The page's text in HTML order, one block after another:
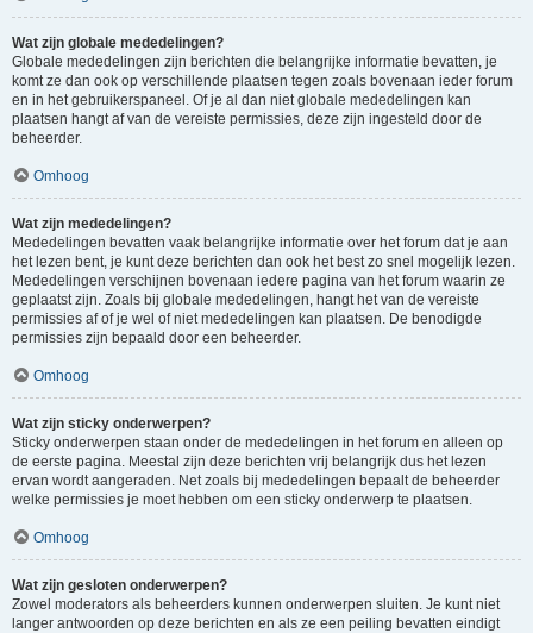
Wat zijn globale mededelingen?
Globale mededelingen zijn berichten die belangrijke informatie bevatten, je
komt ze dan ook op verschillende plaatsen tegen zoals bovenaan ieder forum
en in het gebruikerspaneel. Of je al dan niet globale mededelingen kan
plaatsen hangt af van de vereiste permissies, deze zijn ingesteld door de
beheerder.
Omhoog
Wat zijn mededelingen?
Mededelingen bevatten vaak belangrijke informatie over het forum dat je aan
het lezen bent, je kunt deze berichten dan ook het best zo snel mogelijk lezen.
Mededelingen verschijnen bovenaan iedere pagina van het forum waarin ze
geplaatst zijn. Zoals bij globale mededelingen, hangt het van de vereiste
permissies af of je wel of niet mededelingen kan plaatsen. De benodigde
permissies zijn bepaald door een beheerder.
Omhoog
Wat zijn sticky onderwerpen?
Sticky onderwerpen staan onder de mededelingen in het forum en alleen op
de eerste pagina. Meestal zijn deze berichten vrij belangrijk dus het lezen
ervan wordt aangeraden. Net zoals bij mededelingen bepaalt de beheerder
welke permissies je moet hebben om een sticky onderwerp te plaatsen.
Omhoog
Wat zijn gesloten onderwerpen?
Zowel moderators als beheerders kunnen onderwerpen sluiten. Je kunt niet
langer antwoorden op deze berichten en als ze een peiling bevatten eindigt